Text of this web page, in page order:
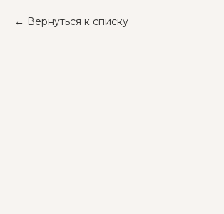
Вернуться к списку